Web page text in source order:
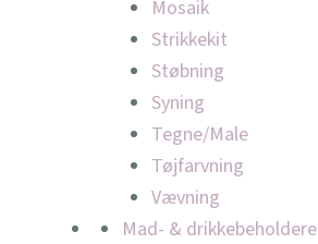
Mosaik
Strikkekit
Støbning
Syning
Tegne/Male
Tøjfarvning
Vævning
Mad- & drikkebeholdere